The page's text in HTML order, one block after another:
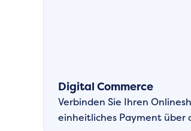
Digital Commerce
Verbinden Sie Ihren
einheitliches Payment über